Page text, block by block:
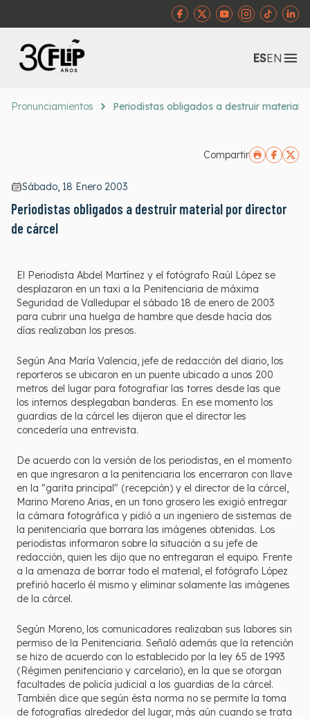
ESEN
Pronunciamientos Periodistas obligados a destruir material
Compartir
Sábado, 18 Enero 2003
Periodistas obligados a destruir material por director
de cárcel
El Periodista Abdel Martínez y el fotógrafo Raúl López se
desplazaron en un taxi a la Penitenciaria de máxima
Seguridad de Valledupar el sábado 18 de enero de 2003
para cubrir una huelga de hambre que desde hacía dos
días realizaban los presos.
Según Ana María Valencia, jefe de redacción del diario, los
reporteros se ubicaron en un puente ubicado a unos 200
metros del lugar para fotografiar las torres desde las que
los internos desplegaban banderas. En ese momento los
guardias de la cárcel les dijeron que el director les
concedería una entrevista.
De acuerdo con la versión de los periodistas, en el momento
en que ingresaron a la penitenciaria los encerraron con llave
en la "garita principal" (recepción) y el director de la cárcel,
Marino Moreno Arias, en un tono grosero les exigió entregar
la cámara fotográfica y pidió a un ingeniero de sistemas de
la penitenciaría que borrara las imágenes obtenidas. Los
periodistas informaron sobre la situación a su jefe de
redacción, quien les dijo que no entregaran el equipo. Frente
a la amenaza de borrar todo el material, el fotógrafo López
prefirió hacerlo él mismo y eliminar solamente las imágenes
de la cárcel.
Según Moreno, los comunicadores realizaban sus labores sin
permiso de la Penitenciaria. Señaló además que la retención
se hizo de acuerdo con lo establecido por la ley 65 de 1993
(Régimen penitenciario y carcelario), en la que se otorgan
facultades de policía judicial a los guardias de la cárcel.
También dice que según ésta norma no se permite la toma
de fotografías alrededor del lugar, más aún cuando se trata